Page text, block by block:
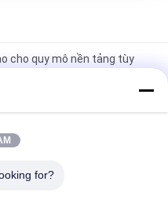
cho quy mô nền tảng tùy
điểm pin tải OIML cho
Load Cell 50kg 100kg
for?